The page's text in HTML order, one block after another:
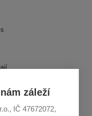
záleží
IČ 47672072,